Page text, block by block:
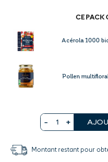
CE PACK
Acérola 1000
Pollen multifloral
Montant restant pour